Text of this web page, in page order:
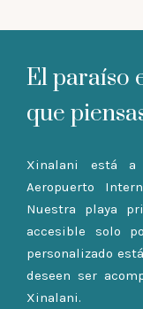
El paraíso
que
Xinalani está
Aeropuerto
Nuestra playa
accesible solo
personalizado
deseen ser
Xinalani.